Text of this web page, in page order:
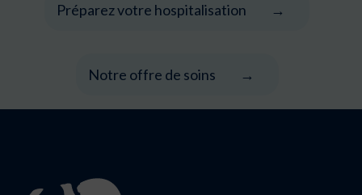
Préparez votre hospitalisation
Notre offre de soins